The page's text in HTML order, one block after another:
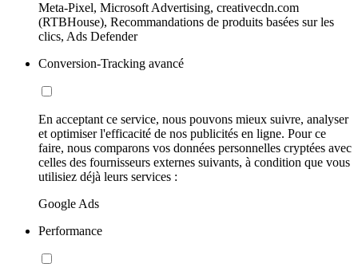
Meta-Pixel, Microsoft Advertising, creativecdn.com
(RTBHouse), Recommandations de produits basées sur les
clics, Ads Defender
Conversion-Tracking avancé
En acceptant ce service, nous pouvons mieux suivre, analyser
et optimiser l'efficacité de nos publicités en ligne. Pour ce
faire, nous comparons vos données personnelles cryptées avec
celles des fournisseurs externes suivants, à condition que vous
utilisiez déjà leurs services :
Google Ads
Performance